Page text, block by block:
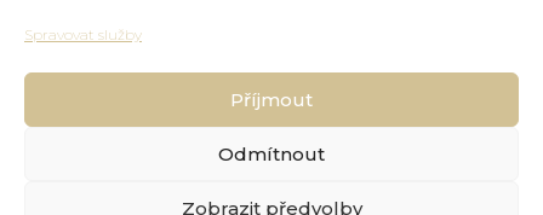
Spravovat služby
Příjmout
Odmítnout
Zobrazit předvolby